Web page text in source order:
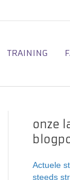
TRAINING
onze
Actuele
steeds